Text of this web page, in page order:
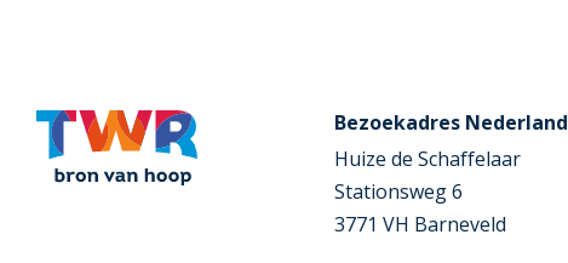
Bezoekadres Nederland
Huize de Schaffelaar
Stationsweg 6
3771 VH Barneveld